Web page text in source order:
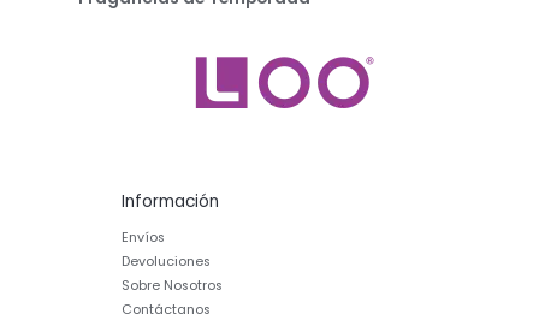
Información
Envíos
Devoluciones
Sobre Nosotros
Contáctanos